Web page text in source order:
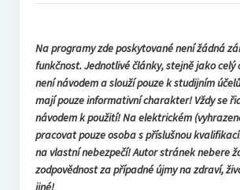
Na programy zde poskytované není žádná
funkčnost. Jednotlivé články, stejně jako
není návodem a slouží pouze k studijním
mají pouze informativní charakter! Vždy se
návodem k použití! Na elektrickém
pracovat pouze osoba s příslušnou
na vlastní nebezpečí! Autor stránek nebere
zodpovědnost za případné újmy na zdraví,
jiné!